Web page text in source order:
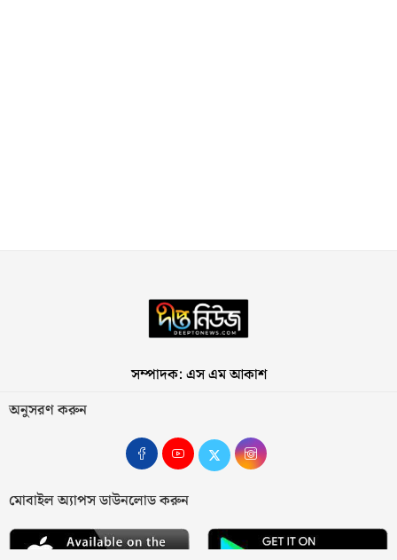
সম্পাদক: এস এম আকাশ
অনুসরণ করুন
মোবাইল অ্যাপস ডাউনলোড করুন